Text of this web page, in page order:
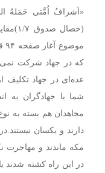
«اَشرافُ اُمَّتی حَمَلهُ
(خصال صدوق ۱/۷)
که در جهاد شرکت
عده‌ای در جهاد تکلیف
شما با جهادگران به
مجاهدان هم بسته به
دارند و یکسان نیستند.
مکه ماندند و مهاجرت
در این راه کشته شدند